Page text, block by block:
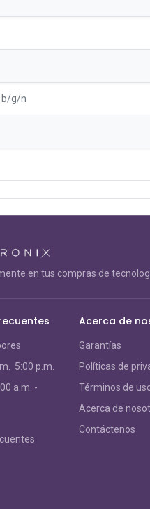
g/n
en tus compras de
5:00 p.m.
a.m. -
Acerca de
Garantías
Políticas de
Términos de
Acerca de
Contáctenos